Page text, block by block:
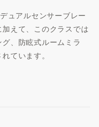
ュアルセンサーブレー
えて、このクラスでは
、防眩式ルームミラ
ています。